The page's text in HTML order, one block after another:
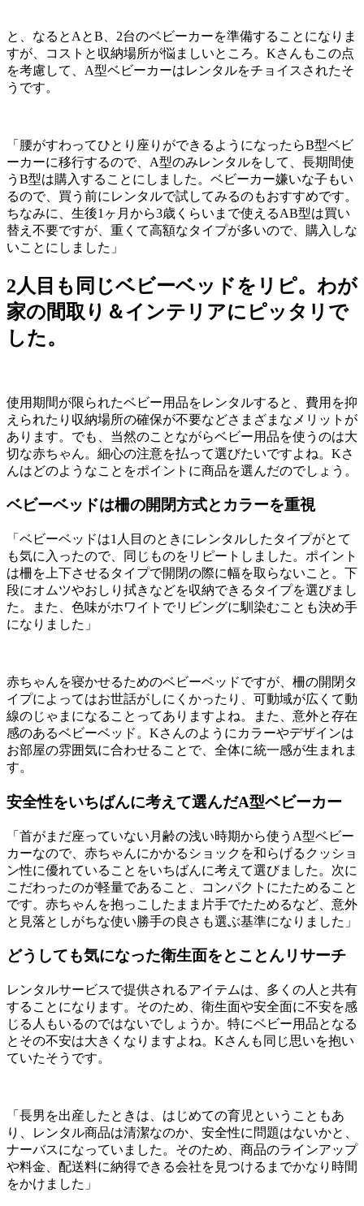
と、なるとAとB、2台のベビーカーを準備することになりま
すが、コストと収納場所が悩ましいところ。Kさんもこの点
を考慮して、A型ベビーカーはレンタルをチョイスされたそ
うです。
「腰がすわってひとり座りができるようになったらB型ベビ
ーカーに移行するので、A型のみレンタルをして、長期間使
うB型は購入することにしました。ベビーカー嫌いな子もい
るので、買う前にレンタルで試してみるのもおすすめです。
ちなみに、生後1ヶ月から3歳くらいまで使えるAB型は買い
替え不要ですが、重くて高額なタイプが多いので、購入しな
いことにしました」
2人目も同じベビーベッドをリピ。わが
家の間取り＆インテリアにピッタリで
した。
使用期間が限られたベビー用品をレンタルすると、費用を抑
えられたり収納場所の確保が不要などさまざまなメリットが
あります。でも、当然のことながらベビー用品を使うのは大
切な赤ちゃん。細心の注意を払って選びたいですよね。Kさ
んはどのようなことをポイントに商品を選んだのでしょう。
ベビーベッドは柵の開閉方式とカラーを重視
「ベビーベッドは1人目のときにレンタルしたタイプがとて
も気に入ったので、同じものをリピートしました。ポイント
は柵を上下させるタイプで開閉の際に幅を取らないこと。下
段にオムツやおしり拭きなどを収納できるタイプを選びまし
た。また、色味がホワイトでリビングに馴染むことも決め手
になりました」
赤ちゃんを寝かせるためのベビーベッドですが、柵の開閉タ
イプによってはお世話がしにくかったり、可動域が広くて動
線のじゃまになることってありますよね。また、意外と存在
感のあるベビーベッド。Kさんのようにカラーやデザインは
お部屋の雰囲気に合わせることで、全体に統一感が生まれま
す。
安全性をいちばんに考えて選んだA型ベビーカー
「首がまだ座っていない月齢の浅い時期から使うA型ベビー
カーなので、赤ちゃんにかかるショックを和らげるクッショ
ン性に優れていることをいちばんに考えて選びました。次に
こだわったのが軽量であること、コンパクトにたためること
です。赤ちゃんを抱っこしたまま片手でたためるなど、意外
と見落としがちな使い勝手の良さも選ぶ基準になりました」
どうしても気になった衛生面をとことんリサーチ
レンタルサービスで提供されるアイテムは、多くの人と共有
することになります。そのため、衛生面や安全面に不安を感
じる人もいるのではないでしょうか。特にベビー用品となる
とその不安は大きくなりますよね。Kさんも同じ思いを抱い
ていたそうです。
「長男を出産したときは、はじめての育児ということもあ
り、レンタル商品は清潔なのか、安全性に問題はないかと、
ナーバスになっていました。そのため、商品のラインアップ
や料金、配送料に納得できる会社を見つけるまでかなり時間
をかけました」